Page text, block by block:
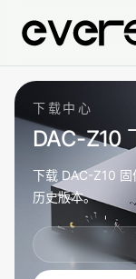
下载中心
DAC-Z10
下载 DAC-Z10 固
历史版本。